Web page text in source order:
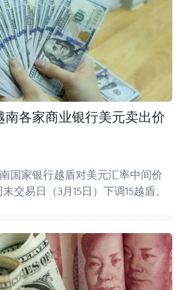
南各家商业银行美元卖出价
国家银行越盾对美元汇率中间价
交易日（3月15日）下调15越盾。